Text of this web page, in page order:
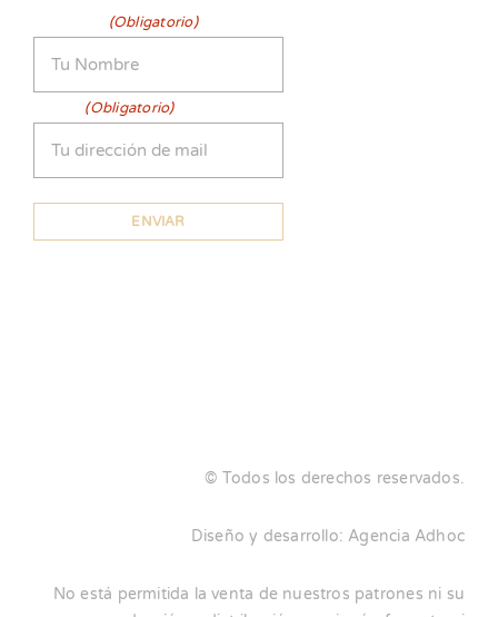
(Obligatorio)
(Obligatorio)
© Todos los derechos reservados.
Diseño y desarrollo: Agencia Adhoc
No está permitida la venta de nuestros patrones ni su